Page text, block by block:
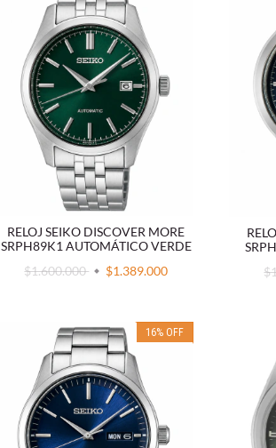
RELOJ SEIKO DISCOVER MORE
SRPH89K1 AUTOMÁTICO VERDE
$1.600.000
$1.389.000
16% OFF